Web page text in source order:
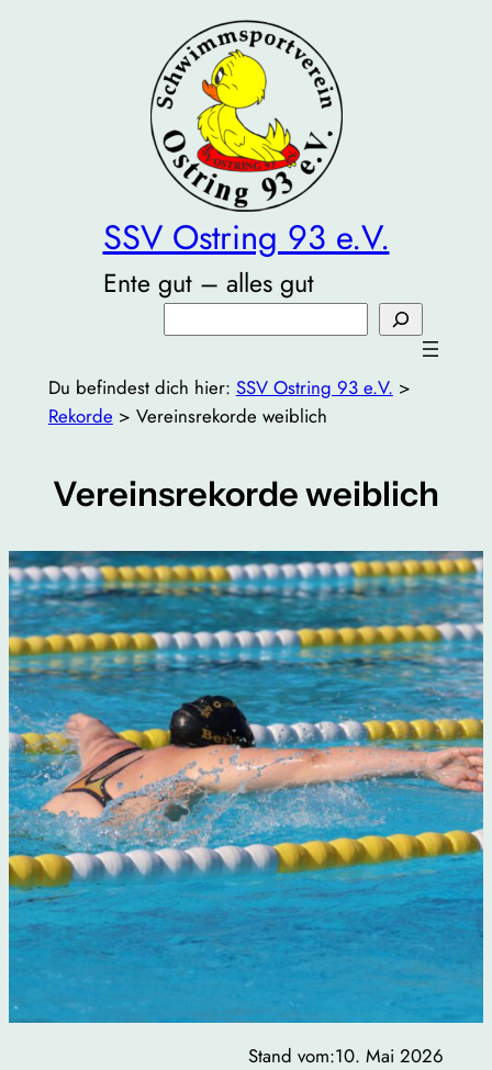
SSV Ostring 93 e.V.
Ente gut – alles gut
Du befindest dich hier: SSV Ostring 93 e.V. >
Rekorde > Vereinsrekorde weiblich
Vereinsrekorde weiblich
Stand vom:10. Mai 2026